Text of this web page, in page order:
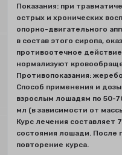
Показания: при
острых и хронических
опорно-двигательного
в состав этого сиропа,
противоотечное
нормализуют
Противопоказания:
Способ применения и
взрослым лошадям по 50-
мл (в зависимости от
Курс лечения составляет
состояния лошади. После
повторение курса.